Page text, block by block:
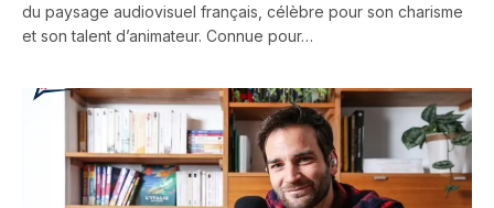
du paysage audiovisuel français, célèbre pour son charisme
et son talent d’animateur. Connue pour…